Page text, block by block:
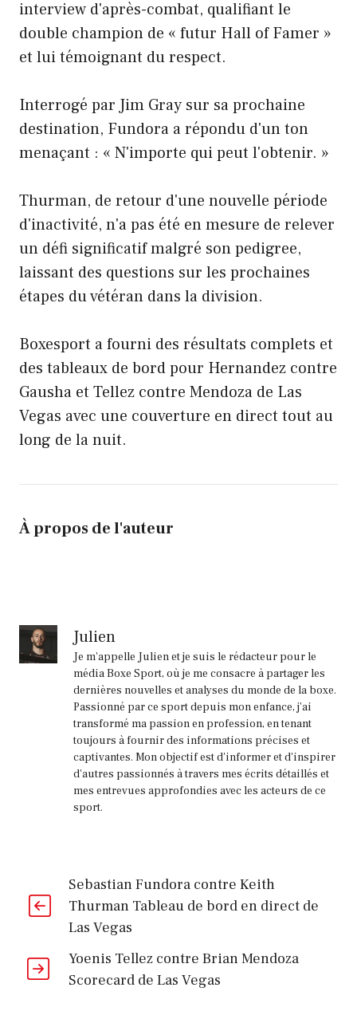
interview d'après-combat, qualifiant le
double champion de « futur Hall of Famer »
et lui témoignant du respect.
Interrogé par Jim Gray sur sa prochaine
destination, Fundora a répondu d'un ton
menaçant : « N'importe qui peut l'obtenir. »
Thurman, de retour d'une nouvelle période
d'inactivité, n'a pas été en mesure de relever
un défi significatif malgré son pedigree,
laissant des questions sur les prochaines
étapes du vétéran dans la division.
Boxesport a fourni des résultats complets et
des tableaux de bord pour Hernandez contre
Gausha et Tellez contre Mendoza de Las
Vegas avec une couverture en direct tout au
long de la nuit.
À propos de l'auteur
Julien
Je m'appelle Julien et je suis le rédacteur pour le
média Boxe Sport, où je me consacre à partager les
dernières nouvelles et analyses du monde de la boxe.
Passionné par ce sport depuis mon enfance, j'ai
transformé ma passion en profession, en tenant
toujours à fournir des informations précises et
captivantes. Mon objectif est d'informer et d'inspirer
d'autres passionnés à travers mes écrits détaillés et
mes entrevues approfondies avec les acteurs de ce
sport.
Sebastian Fundora contre Keith
Thurman Tableau de bord en direct de
Las Vegas
Yoenis Tellez contre Brian Mendoza
Scorecard de Las Vegas